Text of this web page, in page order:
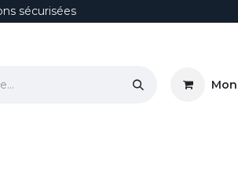
sécurisées